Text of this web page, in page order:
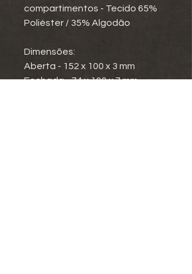
compartimentos - Tecido 65%
Poliéster / 35% Algodão
Dimensões:
Aberta - 152 x 100 x 3 mm
Fechada - 74 x 100 x 7 mm